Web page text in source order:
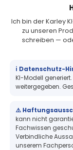
Zebra Z-Ultimate
Zebra Z-
Kunststoff,
Ich bin der Karley
zu unseren
schreiben —
ℹ️ Datenschutz-
KI-Modell
weitergegeben.
⚠️
kann nicht
Fachwissen
Verbindliche
unserem